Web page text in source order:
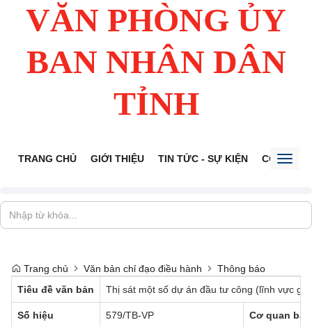
VĂN PHÒNG ỦY
BAN NHÂN DÂN
TỈNH
TRANG CHỦ GIỚI THIỆU TIN TỨC - SỰ KIỆN CỔNG
Trang chủ Văn bản chỉ đạo điều hành
Thông báo
Tiêu đề văn bản
Thị sát một số dự án đầu tư công (lĩnh vực
Số hiệu 579/TB-VP Cơ quan